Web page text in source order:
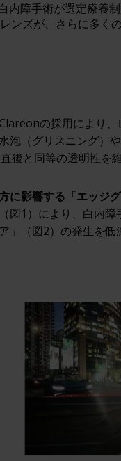
内障手術が選定療養
ンズが、さらに多く
の採用により
泡（グリスニング）
後と同等の透明性
に影響する「エッジ
図1）により、白内
」（図2）の発生を低